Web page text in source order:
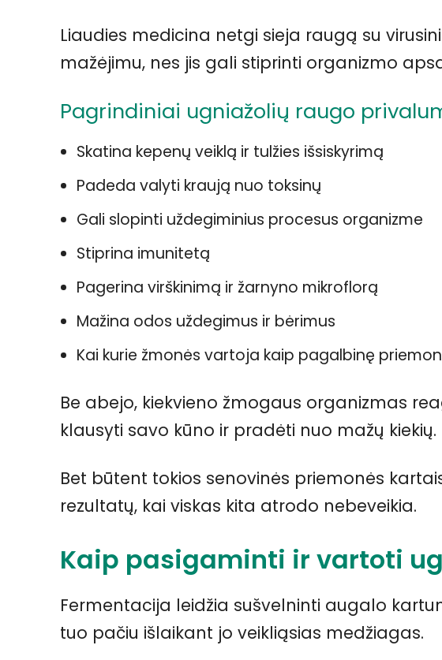
Liaudies medicina netgi sieja raugą su
mažėjimu, nes jis gali stiprinti organizmo
Pagrindiniai ugniažolių raugo
Skatina kepenų veiklą ir tulžies išsiskyrimą
Padeda valyti kraują nuo toksinų
Gali slopinti uždegiminius procesus organizme
Stiprina imunitetą
Pagerina virškinimą ir žarnyno mikroflorą
Mažina odos uždegimus ir bėrimus
Kai kurie žmonės vartoja kaip pagalbinę
Be abejo, kiekvieno žmogaus organizmas
klausyti savo kūno ir pradėti nuo mažų kiekių.
Bet būtent tokios senovinės priemonės
rezultatų, kai viskas kita atrodo nebeveikia.
Kaip pasigaminti ir vartoti
Fermentacija leidžia sušvelninti augalo
tuo pačiu išlaikant jo veikliąsias medžiagas.